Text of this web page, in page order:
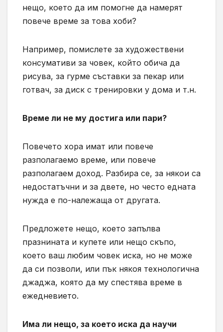
нещо, което да им помогне да намерят
повече време за това хоби?
Например, помислете за художествени
консумативи за човек, който обича да
рисува, за гурме съставки за пекар или
готвач, за диск с тренировки у дома и т.н.
Време ли не му достига или пари?
Повечето хора имат или повече
разполагаемо време, или повече
разполагаем доход. Разбира се, за някои са
недостатъчни и за двете, но често едната
нужда е по-належаща от другата.
Предложете нещо, което запълва
празнината и купете или нещо скъпо,
което ваш любим човек иска, но не може
да си позволи, или пък някоя технологична
джаджа, която да му спестява време в
ежедневието.
Има ли нещо, за което иска да научи